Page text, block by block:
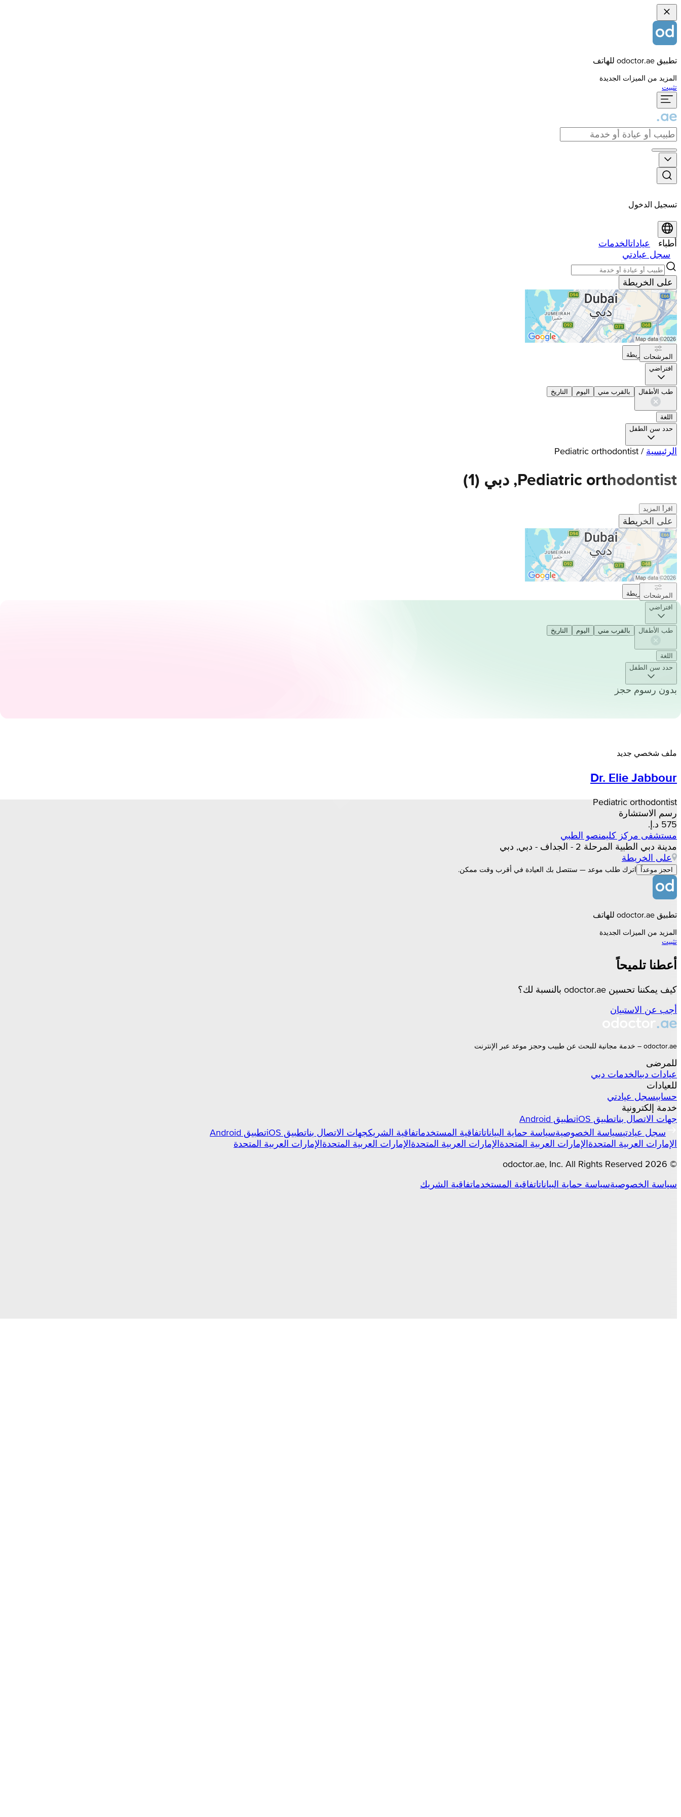
تطبيق odoctor.ae للهاتف
المزيد من الميزات الجديدة
تثبيت
تسجيل الدخول
أطباء عياداتالخدمات
سجل عيادتي
على الخريطة
على الخريطة
المرشحات
افتراضي
طب الأطفال بالقرب مني اليوم التاريخ
اللغة
حدد سن الطفل
الرئيسية /
Pediatric orthodontist
Pediatric orthodontist, دبي (
1
)
اقرأ المزيد
على الخريطة
على الخريطة
المرشحات
افتراضي
طب الأطفال بالقرب مني اليوم التاريخ
اللغة
حدد سن الطفل
بدون رسوم حجز
ملف شخصي جديد
Dr. Elie Jabbour
Pediatric orthodontist
رسم الاستشارة
مستشفى مركز كليمنصو الطبي
مدينة دبي الطبية المرحلة 2 - الجداف - دبي, دبي
على الخريطة
احجز موعداً اترك طلب موعد — ستتصل بك العيادة في أقرب وقت ممكن.
تطبيق odoctor.ae للهاتف
المزيد من الميزات الجديدة
تثبيت
أعطنا تلميحاً
كيف يمكننا تحسين odoctor.ae بالنسبة لك؟
أجب عن الاستبيان
odoctor.ae – خدمة مجانية للبحث عن طبيب وحجز موعد عبر الإنترنت
للمرضى
عيادات دبيالخدمات دبي
للعيادات
حسابيسجل عيادتي
خدمة إلكترونية
جهات الاتصال بناتطبيق iOS
تطبيق Android
سجل عيادتيسياسة الخصوصيةسياسة حماية البياناتاتفاقية المستخدماتفاقية الشريكجهات الاتصال بناتطبيق iOS
تطبيق Android
الإمارات العربية المتحدةالإمارات العربية المتحدةالإمارات العربية المتحدةالإمارات العربية المتحدةالإمارات العربية المتحدة
©
2026
odoctor.ae, Inc. All Rights Reserved
سياسة الخصوصيةسياسة حماية البياناتاتفاقية المستخدماتفاقية الشريك